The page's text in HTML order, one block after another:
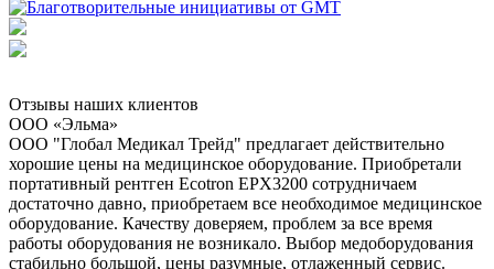
Отзывы наших клиентов
ООО «Эльма»
ООО "Глобал Медикал Трейд" предлагает действительно
хорошие цены на медицинское оборудование. Приобретали
портативный рентген Ecotron EPX3200 сотрудничаем
достаточно давно, приобретаем все необходимое медицинское
оборудование. Качеству доверяем, проблем за все время
работы оборудования не возникало. Выбор медоборудования
стабильно большой, цены разумные, отлаженный сервис.